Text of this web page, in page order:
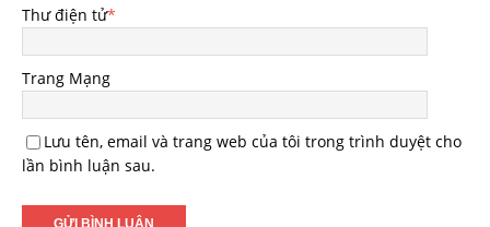
Thư điện tử*
Trang Mạng
Lưu tên, email và trang web của tôi trong trình duyệt cho
lần bình luận sau.